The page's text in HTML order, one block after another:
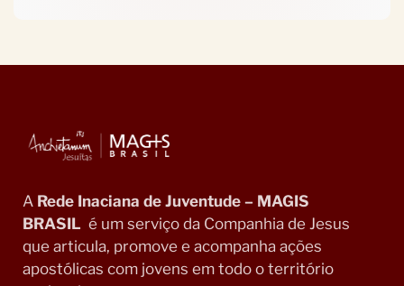
A Rede Inaciana de Juventude – MAGIS
BRASIL é um serviço da Companhia de Jesus
que articula, promove e acompanha ações
apostólicas com jovens em todo o território